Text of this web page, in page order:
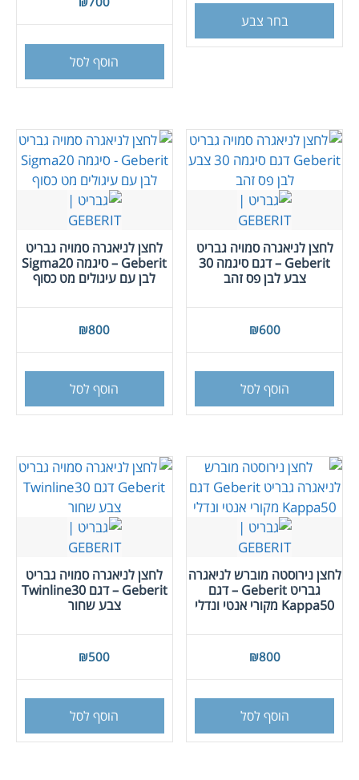
בחר צבע
יש
סוגים.
את
האפשרויות
הוסף לסל
לחצן לניאגרה סמויה גבריט
Geberit – דגם סיגמה 30
צבע לבן פס זהב
₪600
הוסף לסל
לחצן לניאגרה סמויה גבריט
Geberit – סיגמה Sigma20
לבן עם עיגולים מט כסוף
₪800
הוסף לסל
לחצן נירוסטה מוברש לניאגרה
גבריט Geberit – דגם
Kappa50 מקורי אנטי ונדלי
₪800
הוסף לסל
לחצן לניאגרה סמויה גבריט
Geberit – דגם Twinline30
צבע שחור
₪500
הוסף לסל